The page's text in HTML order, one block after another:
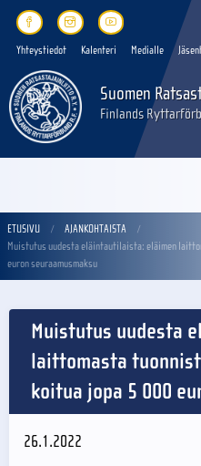
Yhteystiedot Kalenteri Medialle
Suomen
Finlands
ETUSIVU
AJANKOHTAISTA
Muistutus uudesta eläintautilaista: eläimen
euron seuraamusmaksu
Muistutus uudesta
laittomasta
koitua jopa 5 000
26.1.2022